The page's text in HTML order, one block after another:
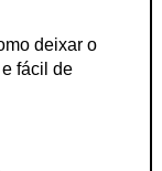
deixar o
fácil de